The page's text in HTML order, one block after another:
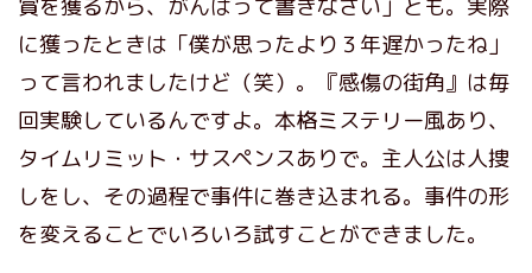
賞を獲るから、がんばって書きなさい」とも。実際
に獲ったときは「僕が思ったより３年遅かったね」
って言われましたけど（笑）。『感傷の街角』は毎
回実験しているんですよ。本格ミステリー風あり、
タイムリミット・サスペンスありで。主人公は人捜
しをし、その過程で事件に巻き込まれる。事件の形
を変えることでいろいろ試すことができました。